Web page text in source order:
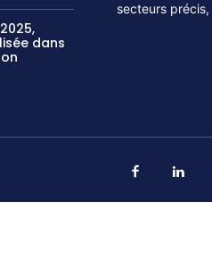
dans
secteurs précis,